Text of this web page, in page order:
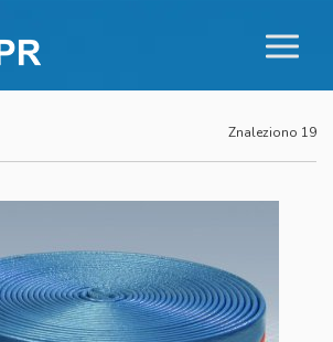
Znaleziono 19